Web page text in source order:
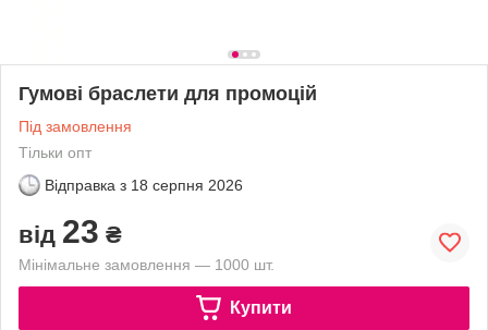
Гумові браслети для промоцій
Під замовлення
Тільки опт
Відправка з 18 серпня 2026
від 23 ₴
Мінімальне замовлення — 1000 шт.
Купити